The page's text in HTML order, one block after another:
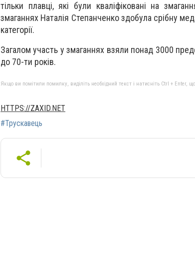
тільки плавці, які були кваліфіковані на
змаганнях Наталія Степанченко здобула срібну
категорії.
Загалом участь у змаганнях взяли понад 3000
до 70-ти років.
Якщо ви помітили помилку, виділіть необхідний текст і натисніть Ctrl + Enter,
HTTPS://ZAXID.NET
#Трускавець